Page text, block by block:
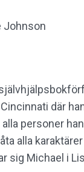
Johnson
där
personer
alla
sig Michael i